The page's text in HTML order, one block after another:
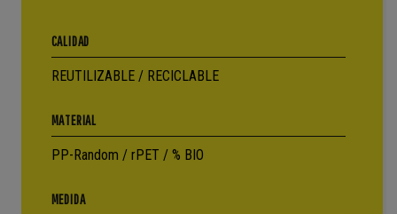
CALIDAD
REUTILIZABLE / RECICLABLE
MATERIAL
PP-Random / rPET / % BIO
MEDIDA